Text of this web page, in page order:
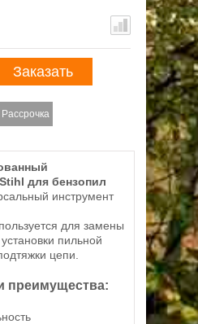
Заказать
Рассрочка
для бензопил
инструмент
для замены
пильной
цепи.
преимущества: